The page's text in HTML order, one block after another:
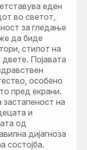
еден
во светот,
за гледање
да биде
стилот на
Појавата
особено
пред екрани.
на
и
од
дијагноза
состојба.